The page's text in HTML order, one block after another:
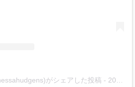
がシェアした投稿 - 2019年10月月27日午後1時36分PDT